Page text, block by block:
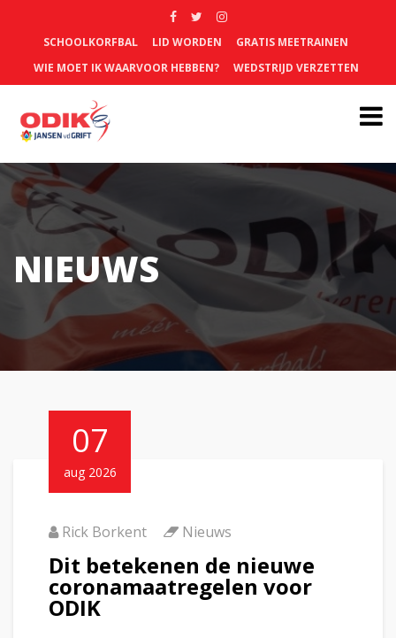
SCHOOLKORFBAL LID WORDEN
GRATIS MEETRAINEN
WIE MOET IK WAARVOOR HEBBEN?
WEDSTRIJD VERZETTEN
NIEUWS
07
aug 2026
Rick Borkent Nieuws
Dit betekenen de nieuwe
coronamaatregelen voor
ODIK